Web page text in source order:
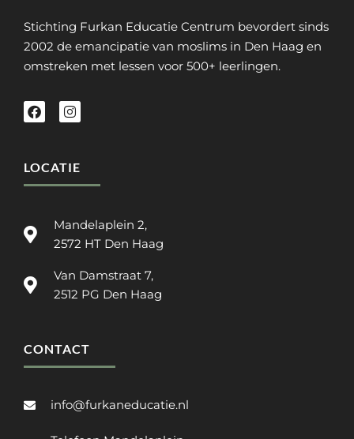
Stichting Furkan Educatie Centrum bevordert sinds
2002 de emancipatie van moslims in Den Haag en
omstreken met lessen voor 500+ leerlingen.
LOCATIE
Mandelaplein 2,
2572 HT Den Haag
Van Damstraat 7,
2512 PG Den Haag
CONTACT
info@furkaneducatie.nl